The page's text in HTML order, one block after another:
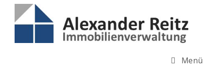
springen
Inhalt
Menü